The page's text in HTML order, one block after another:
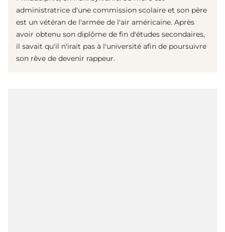
administratrice d'une commission scolaire et son père
est un vétéran de l'armée de l'air américaine. Après
avoir obtenu son diplôme de fin d'études secondaires,
il savait qu'il n'irait pas à l'université afin de poursuivre
son rêve de devenir rappeur.